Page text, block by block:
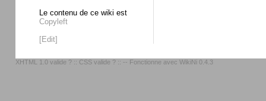
Le contenu de ce wiki est
Copyleft
[Edit]
XHTML 1.0 valide ? :: CSS valide ? :: -- Fonctionne avec WikiNi 0.4.3